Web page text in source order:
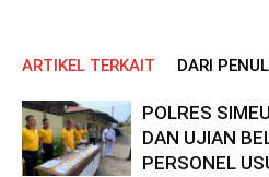
ARTIKEL TERKAIT DARI
POLRES
DAN UJIAN
PERSONEL